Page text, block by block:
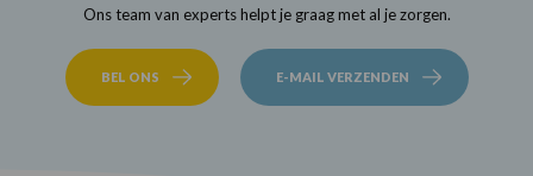
Ons team van experts helpt je graag met al je zorgen.
BEL ONS E-MAIL VERZENDEN